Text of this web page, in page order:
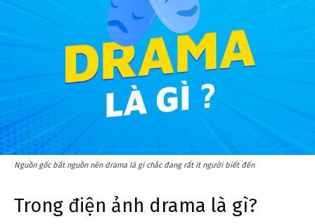
Nguồn gốc bắt nguồn nên drama là gì chắc đang rất ít người biết đến
Trong điện ảnh drama là gì?